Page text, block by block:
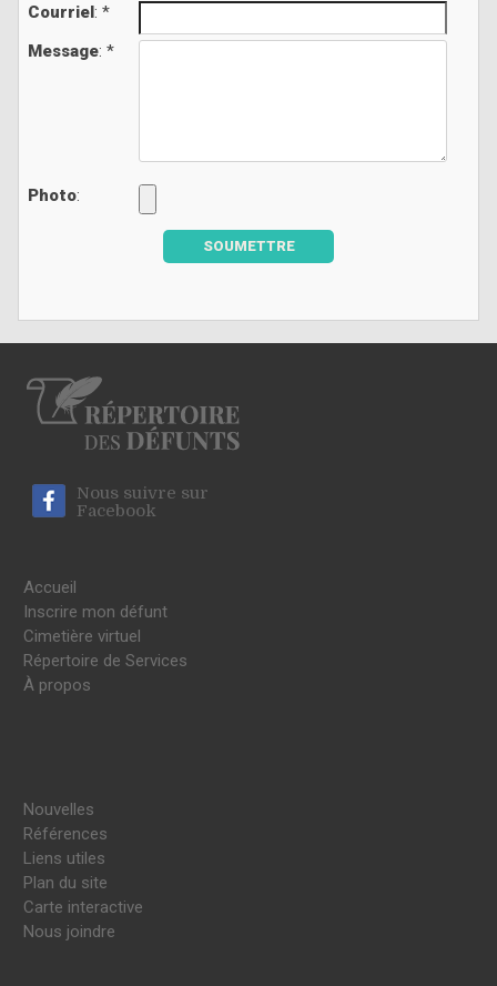
Courriel: *
Message: *
Photo:
SOUMETTRE
Nous suivre sur
Facebook
Accueil
Inscrire mon défunt
Cimetière virtuel
Répertoire de Services
À propos
Nouvelles
Références
Liens utiles
Plan du site
Carte interactive
Nous joindre